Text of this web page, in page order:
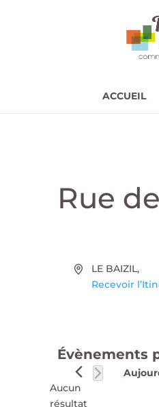
ACCUEIL
Rue
AdresseLE BAIZIL,
Recevoir
Évènements
Aucun
résultat